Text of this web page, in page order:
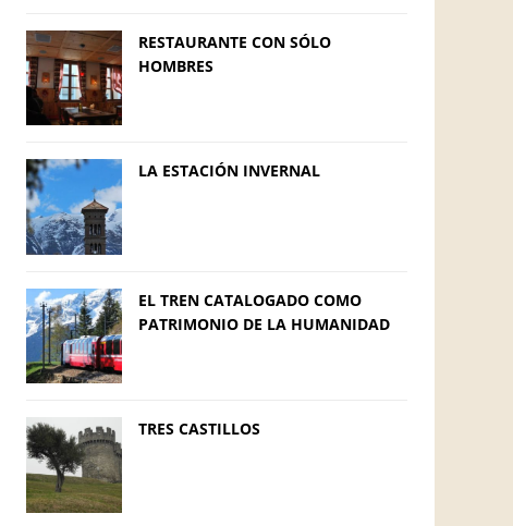
RESTAURANTE CON SÓLO
HOMBRES
LA ESTACIÓN INVERNAL
EL TREN CATALOGADO COMO
PATRIMONIO DE LA HUMANIDAD
TRES CASTILLOS